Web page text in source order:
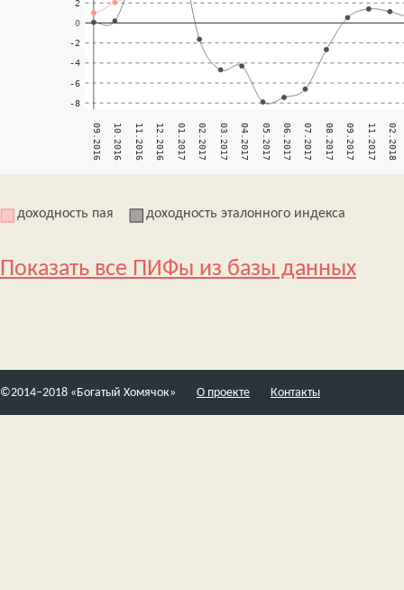
доходность пая доходность эталонного индекса
Показать все ПИФы из базы данных
©2014–2018 «Богатый Хомячок» О проекте Контакты